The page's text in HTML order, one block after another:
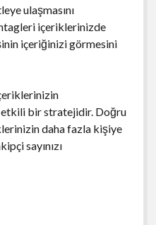
ulaşmasını
içeriklerinizde
içeriğinizi görmesini
bir stratejidir. Doğru
daha fazla kişiye
sayınızı